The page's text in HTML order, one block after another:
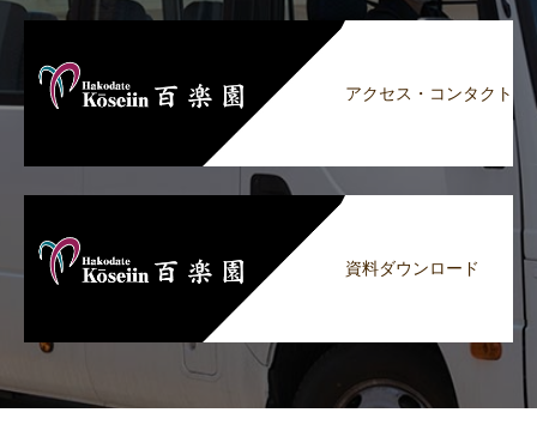
アクセス・コンタクト
資料ダウンロード